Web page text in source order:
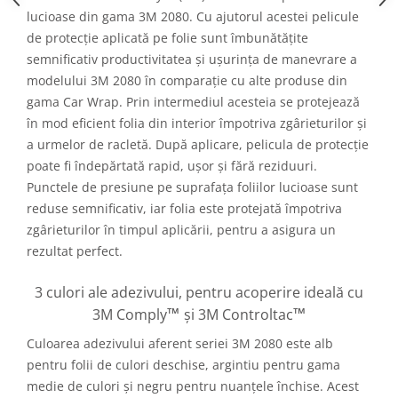
lucioase din gama 3M 2080. Cu ajutorul acestei pelicule
de protecție aplicată pe folie sunt îmbunătățite
semnificativ productivitatea și ușurința de manevrare a
modelului 3M 2080 în comparație cu alte produse din
gama Car Wrap. Prin intermediul acesteia se protejează
în mod eficient folia din interior împotriva zgârieturilor și
a urmelor de racletă. După aplicare, pelicula de protecție
poate fi îndepărtată rapid, ușor și fără reziduuri.
Punctele de presiune pe suprafața foliilor lucioase sunt
reduse semnificativ, iar folia este protejată împotriva
zgârieturilor în timpul aplicării, pentru a asigura un
rezultat perfect.
3 culori ale adezivului, pentru acoperire ideală cu
3M Comply™ și 3M Controltac™
Culoarea adezivului aferent seriei 3M 2080 este alb
pentru folii de culori deschise, argintiu pentru gama
medie de culori și negru pentru nuanțele închise. Acest